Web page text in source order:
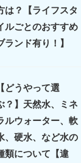
は？【ライフスタ
ルごとのおすすめ
ランド有り！】
【どうやって選
？】天然水、ミネ
ルウォーター、軟
、硬水、など水の
類について【違